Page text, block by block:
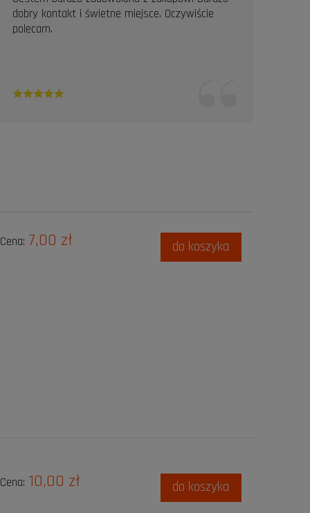
dobry kontakt i świetne miejsce. Oczywiście
polecam.
Cena: 7,00 zł do koszyka
Cena: 10,00 zł do koszyka